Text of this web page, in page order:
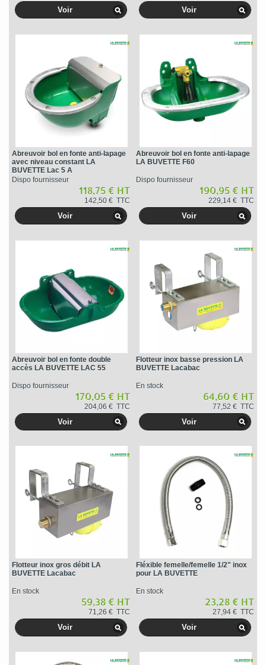
Voir
Voir
Abreuvoir bol en fonte anti-lapage
avec niveau constant LA
BUVETTE Lac 5 A
Dispo fournisseur
118,75 € HT
142,50 € TTC
Voir
Abreuvoir bol en fonte anti-lapage
LA BUVETTE F60
Dispo fournisseur
190,95 € HT
229,14 € TTC
Voir
Abreuvoir bol en fonte double
accès LA BUVETTE LAC 55
Dispo fournisseur
170,05 € HT
204,06 € TTC
Voir
Flotteur inox basse pression LA
BUVETTE Lacabac
En stock
64,60 € HT
77,52 € TTC
Voir
Flotteur inox gros débit LA
BUVETTE Lacabac
En stock
59,38 € HT
71,26 € TTC
Voir
Fléxible femelle/femelle 1/2" inox
pour LA BUVETTE
En stock
23,28 € HT
27,94 € TTC
Voir